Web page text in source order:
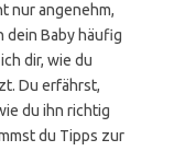
nur angenehm,
dein Baby häufig
dir, wie du
Du erfährst,
du ihn richtig
du Tipps zur